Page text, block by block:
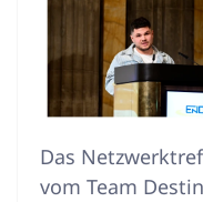
Das
vom Team